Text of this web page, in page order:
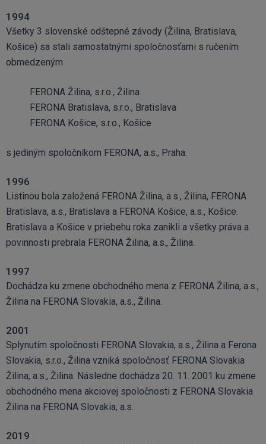
1994
Všetky 3 slovenské odštepné závody (Žilina, Bratislava,
Košice) sa stali samostatnými spoločnosťami s ručením
obmedzeným
FERONA Žilina, s.r.o., Žilina
FERONA Bratislava, s.r.o., Bratislava
FERONA Košice, s.r.o., Košice
s jediným spoločníkom FERONA, a.s., Praha.
1996
Listinou bola založená FERONA Žilina, a.s., Žilina, FERONA
Bratislava, a.s., Bratislava a FERONA Košice, a.s., Košice.
Bratislava a Košice v priebehu roka zanikli a všetky práva a
povinnosti prebrala FERONA Žilina, a.s., Žilina.
1997
Dochádza ku zmene obchodného mena z FERONA Žilina, a.s.,
Žilina na FERONA Slovakia, a.s., Žilina.
2001
Splynutím spoločnosti FERONA Slovakia, a.s., Žilina a Ferona
Slovakia, s.r.o., Žilina vzniká spoločnosť FERONA Slovakia
Žilina, a.s., Žilina. Následne dochádza 20. 11. 2001 ku zmene
obchodného mena akciovej spoločnosti z FERONA Slovakia
Žilina na FERONA Slovakia, a.s.
2019